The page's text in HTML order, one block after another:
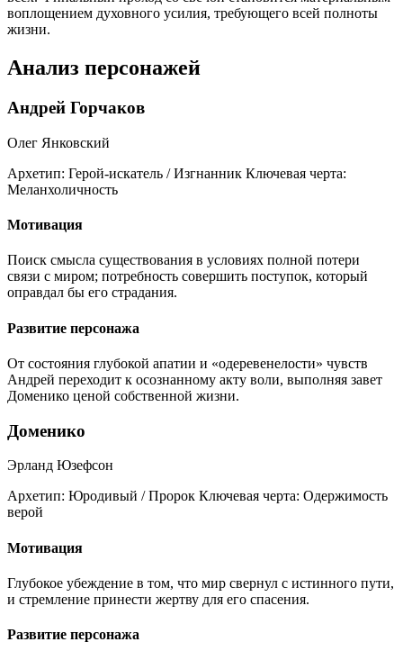
воплощением духовного усилия, требующего всей полноты
жизни.
Анализ персонажей
Андрей Горчаков
Олег Янковский
Архетип: Герой-искатель / Изгнанник Ключевая черта:
Меланхоличность
Мотивация
Поиск смысла существования в условиях полной потери
связи с миром; потребность совершить поступок, который
оправдал бы его страдания.
Развитие персонажа
От состояния глубокой апатии и «одеревенелости» чувств
Андрей переходит к осознанному акту воли, выполняя завет
Доменико ценой собственной жизни.
Доменико
Эрланд Юзефсон
Архетип: Юродивый / Пророк Ключевая черта: Одержимость
верой
Мотивация
Глубокое убеждение в том, что мир свернул с истинного пути,
и стремление принести жертву для его спасения.
Развитие персонажа